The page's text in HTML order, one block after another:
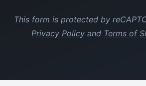
This form is protected by
Privacy Policyand Terms of